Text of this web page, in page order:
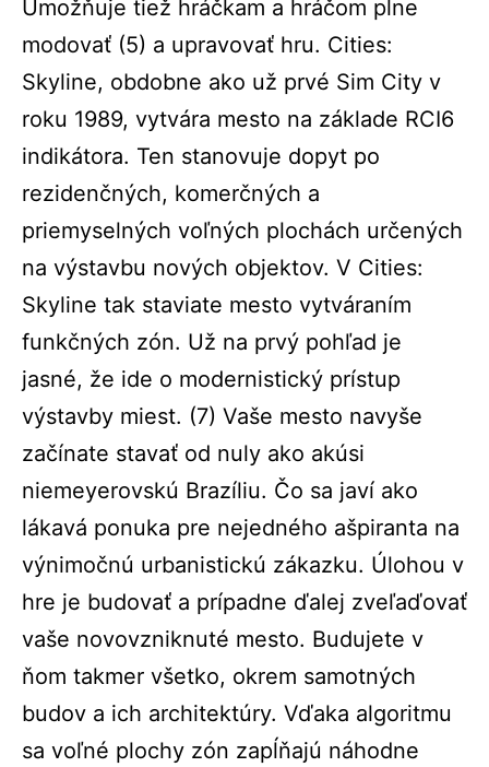
Umožňuje tiež hráčkam a hráčom plne
modovať (5) a upravovať hru. Cities:
Skyline, obdobne ako už prvé Sim City v
roku 1989, vytvára mesto na základe RCI6
indikátora. Ten stanovuje dopyt po
rezidenčných, komerčných a
priemyselných voľných plochách určených
na výstavbu nových objektov. V Cities:
Skyline tak staviate mesto vytváraním
funkčných zón. Už na prvý pohľad je
jasné, že ide o modernistický prístup
výstavby miest. (7) Vaše mesto navyše
začínate stavať od nuly ako akúsi
niemeyerovskú Brazíliu. Čo sa javí ako
lákavá ponuka pre nejedného ašpiranta na
výnimočnú urbanistickú zákazku. Úlohou v
hre je budovať a prípadne ďalej zveľaďovať
vaše novovzniknuté mesto. Budujete v
ňom takmer všetko, okrem samotných
budov a ich architektúry. Vďaka algoritmu
sa voľné plochy zón zapĺňajú náhodne